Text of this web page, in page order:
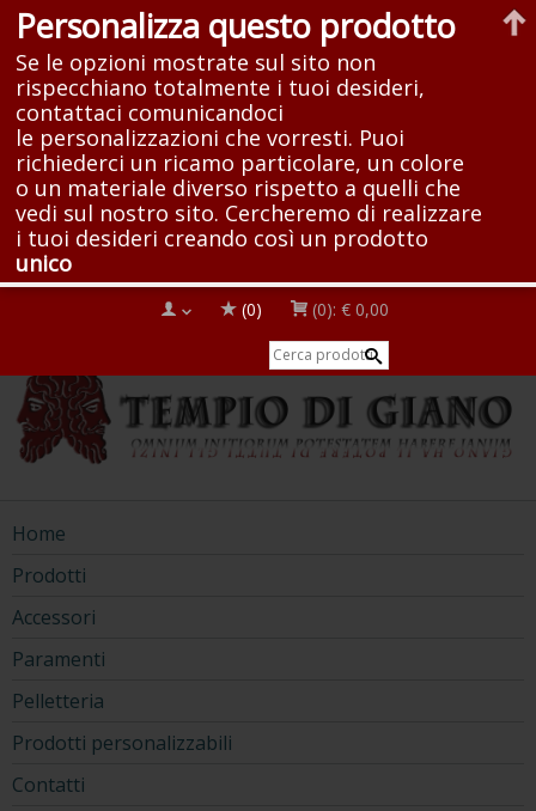
(0) (0): € 0,00
Home
Prodotti
Accessori
Paramenti
Pelletteria
Prodotti personalizzabili
Contatti
Personalizza questo prodotto
Se le opzioni mostrate sul sito non
rispecchiano totalmente i tuoi desideri,
contattaci comunicandoci
le personalizzazioni che vorresti. Puoi
richiederci un ricamo particolare, un colore
o un materiale diverso rispetto a quelli che
vedi sul nostro sito. Cercheremo di realizzare
i tuoi desideri creando così un prodotto
unico